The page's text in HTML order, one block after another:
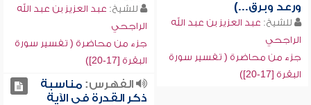
ورعد وبرق...)
للشيخ: عبد العزيز بن عبد الله
الراجحي
جزء من محاضرة ( تفسير سورة
البقرة [17-20])
للشيخ: عبد العزيز بن عبد الله
الراجحي
جزء من محاضرة ( تفسير سورة
البقرة [17-20])
الفهرس:مناسبة
ذكر القدرة في الآية